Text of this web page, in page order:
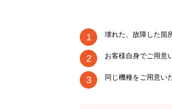
壊れた、故障した箇
お客様自身でご用意
同じ機種をご用意い